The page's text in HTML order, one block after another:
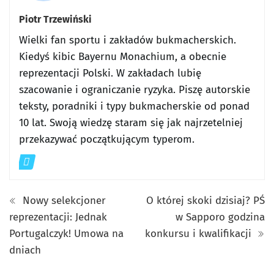
Piotr Trzewiński
Wielki fan sportu i zakładów bukmacherskich.
Kiedyś kibic Bayernu Monachium, a obecnie
reprezentacji Polski. W zakładach lubię
szacowanie i ograniczanie ryzyka. Piszę autorskie
teksty, poradniki i typy bukmacherskie od ponad
10 lat. Swoją wiedzę staram się jak najrzetelniej
przekazywać początkującym typerom.
Nowy selekcjoner
reprezentacji: Jednak
Portugalczyk! Umowa na
dniach
O której skoki dzisiaj? PŚ
w Sapporo godzina
konkursu i kwalifikacji